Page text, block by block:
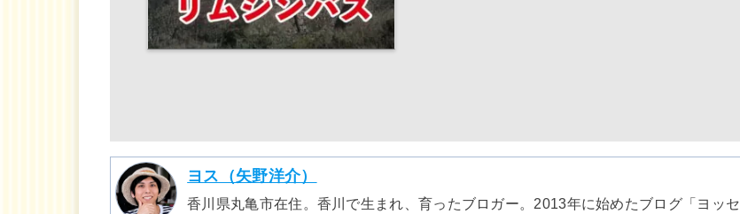
ヨス（矢野洋介）
香川県丸亀市在住。香川で生まれ、育ったブロガー。2013年に始めたブログ「ヨッセ